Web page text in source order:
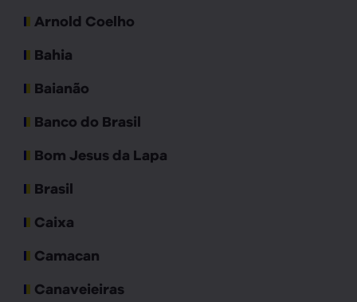
Arnold Coelho
Bahia
Baianão
Banco do Brasil
Bom Jesus da Lapa
Brasil
Caixa
Camacan
Canaveieiras